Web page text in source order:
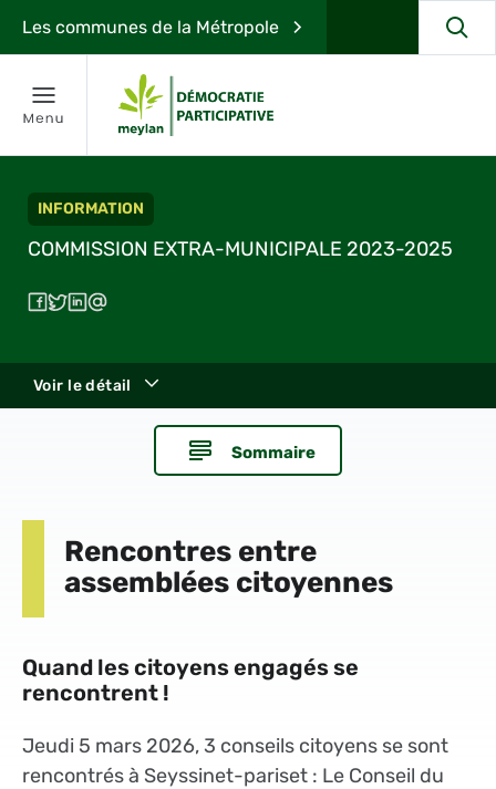
Les communes de la Métropole
INFORMATION
COMMISSION EXTRA-MUNICIPALE 2023-2025
Voir le détail
Sommaire
Rencontres entre
assemblées citoyennes
Quand les citoyens engagés se
rencontrent !
Jeudi 5 mars 2026, 3 conseils citoyens se sont
rencontrés à Seyssinet-pariset : Le Conseil du